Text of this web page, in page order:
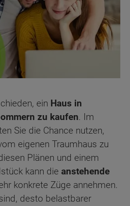
ein Haus in
zu kaufen. Im
Sie die Chance nutzen,
eigenen Traumhaus zu
Plänen und einem
kann die anstehende
konkrete Züge annehmen.
desto belastbarer